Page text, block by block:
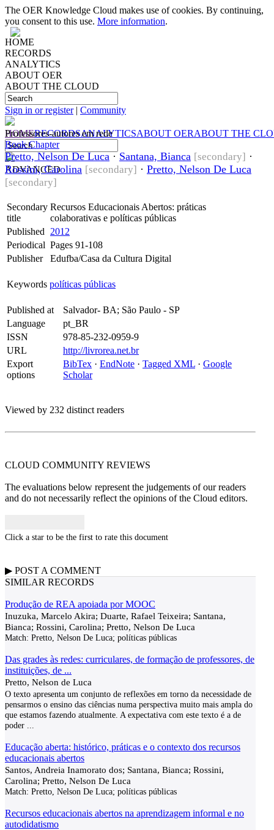
The OER Knowledge Cloud makes use of cookies. By continuing,
you consent to this use. More information.
HOME
RECORDS
ANALYTICS
ABOUT OER
ABOUT THE CLOUD
Sign in or register| Community
HOMERECORDSANALYTICSABOUT OERABOUT THE
ADVANCED
Professores-autores em rede
Book Chapter
Pretto, Nelson De Luca · Santana, Bianca [secondary] ·
Rossini, Carolina [secondary] · Pretto, Nelson De Luca
[secondary]
Secondary
title
Recursos Educacionais Abertos: práticas
colaborativas e políticas públicas
Published
2012
Periodical Pages 91-108
Publisher
Edufba/Casa da Cultura Digital
Keywords políticas públicas
Published at
Salvador- BA; São Paulo - SP
Language
pt_BR
ISSN
978-85-232-0959-9
URL
http://livrorea.net.br
Export
options
BibTex · EndNote · Tagged XML · Google
Scholar
Viewed by 232 distinct readers
CLOUD COMMUNITY REVIEWS
The evaluations below represent the judgements of our readers
and do not necessarily reflect the opinions of the Cloud editors.
Click a star to be the first to rate this document
▶ POST A COMMENT
SIMILAR RECORDS
Produção de REA apoiada por MOOC
Inuzuka, Marcelo Akira; Duarte, Rafael Teixeira; Santana,
Bianca; Rossini, Carolina; Pretto, Nelson De Luca
Match: Pretto, Nelson De Luca; políticas públicas
Das grades às redes: curriculares, de formação de professores, de
instituições, de ...
Pretto, Nelson de Luca
O texto apresenta um conjunto de reflexões em torno da necessidade de
pensarmos o ensino das ciências numa perspectiva muito mais ampla do
que estamos fazendo atualmente. A expectativa com este texto é a de
poder
Educação aberta: histórico, práticas e o contexto dos recursos
educacionais abertos
Santos, Andreia Inamorato dos; Santana, Bianca; Rossini,
Carolina; Pretto, Nelson De Luca
Match: Pretto, Nelson De Luca; políticas públicas
Recursos educacionais abertos na aprendizagem informal e no
autodidatismo